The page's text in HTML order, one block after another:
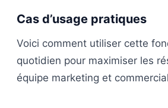
Cas d’usage pratiques
Voici comment utiliser cette
quotidien pour maximiser les
équipe marketing et